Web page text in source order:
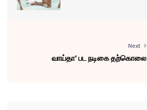
Next
வாய்தா' பட நடிகை தற்கொலை